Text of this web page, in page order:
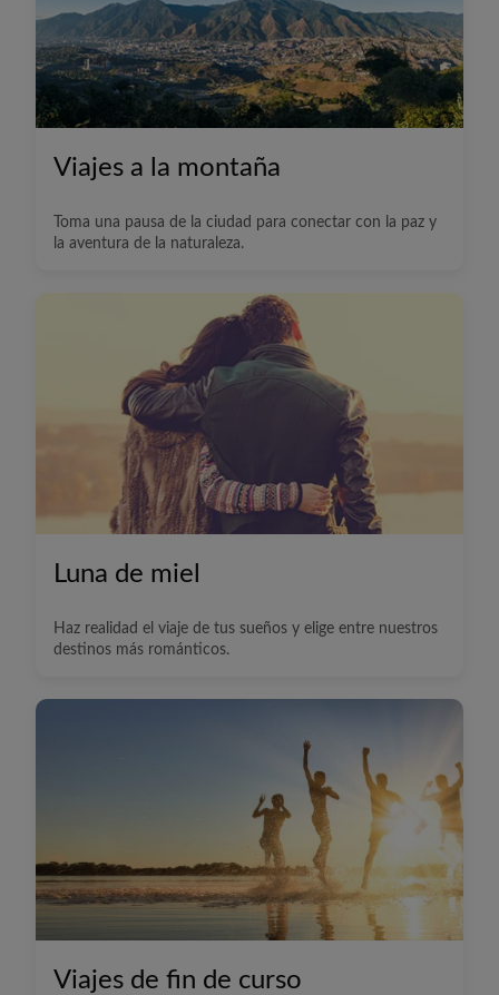
Viajes a la montaña
Toma una pausa de la ciudad para conectar con la paz y
la aventura de la naturaleza.
Luna de miel
Haz realidad el viaje de tus sueños y elige entre nuestros
destinos más románticos.
Viajes de fin de curso